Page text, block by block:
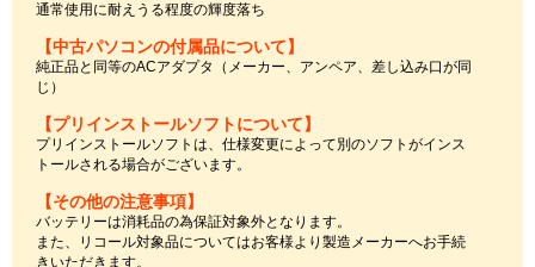
通常使用に耐えうる程度の輝度落ち
【中古パソコンの付属品について】
純正品と同等のACアダプタ（メーカー、アンペア、差し込み口が同
じ）
【プリインストールソフトについて】
プリインストールソフトは、仕様変更によって別のソフトがインス
トールされる場合がございます。
【その他の注意事項】
バッテリーは消耗品の為保証対象外となります。
また、リコール対象品についてはお客様より製造メーカーへお手続
きいただきます。